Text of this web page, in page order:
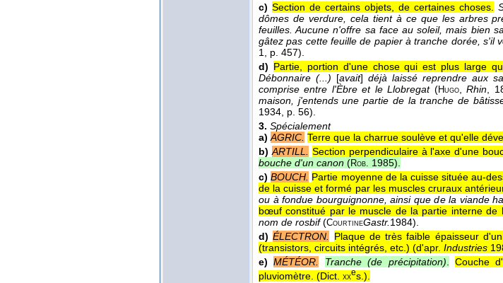
c) Section de certains objets, de certaines choses.
dômes de verdure, cela tient à ce que les arbres
feuilles. Aucune n'offre sa face au soleil, mais bien
gâtez pas cette feuille de papier à tranche dorée, s'il
1, p. 457).
d) Partie, portion d'une chose qui est plus large
Débonnaire (...) [avait] déjà laissé reprendre aux
comprise entre l'Èbre et le Llobregat(Hugo,Rhin,
maison, j'entends une partie de la tranche de
1934, p. 56).
3. Spécialement
a) AGRIC. Terre que la charrue soulève et qu'elle
b) ARTILL. Section perpendiculaire à l'axe d'une
bouche d'un canon (Rob. 1985).
c) BOUCH. Partie moyenne de la cuisse située au-
de la cuisse et formé par les muscles cruraux
ou à fondue bourguignonne, ainsi que de la viande
bœuf constitué par le muscle de la partie interne de
nom de rosbif(CourtineGastr.1984).
d) ÉLECTRON.
Plaque de très faible épaisseur
(transistors, circuits intégrés, etc.) (d'apr. Industries
e) MÉTÉOR. Tranche (de précipitation). Couche
pluviomètre. (Dict. xxes. ).